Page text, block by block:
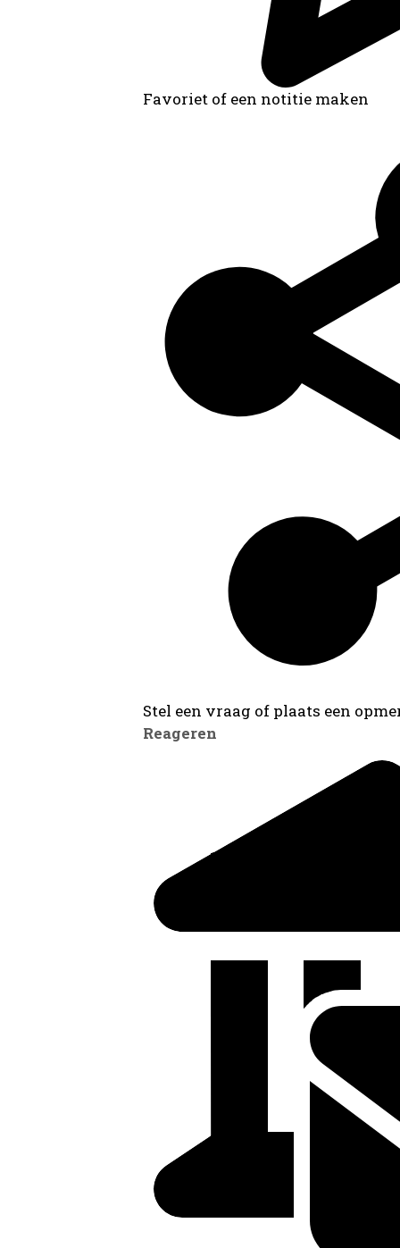
Favoriet of een notitie maken
Stel een vraag of plaats een
Reageren